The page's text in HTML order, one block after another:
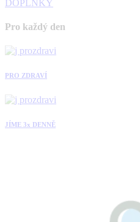
DOPLŇKY
Pro každý den
PRO ZDRAVÍ
JÍME 3x DENNĚ